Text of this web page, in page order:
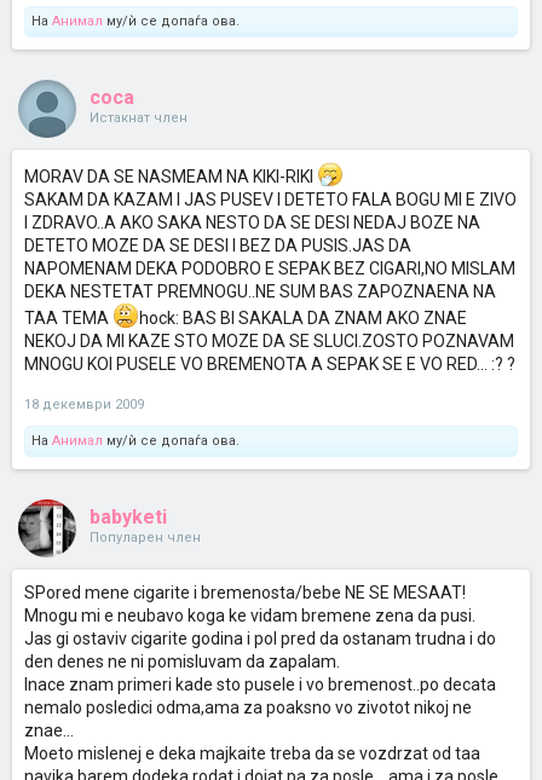
На Анимал му/ѝ се допаѓа ова.
coca
Истакнат член
MORAV DA SE NASMEAM NA KIKI-RIKI
SAKAM DA KAZAM I JAS PUSEV I DETETO FALA BOGU MI E ZIVO
I ZDRAVO..A AKO SAKA NESTO DA SE DESI NEDAJ BOZE NA
DETETO MOZE DA SE DESI I BEZ DA PUSIS.JAS DA
NAPOMENAM DEKA PODOBRO E SEPAK BEZ CIGARI,NO MISLAM
DEKA NESTETAT PREMNOGU..NE SUM BAS ZAPOZNAENA NA
TAA TEMA
hock: BAS BI SAKALA DA ZNAM AKO ZNAE
NEKOJ DA MI KAZE STO MOZE DA SE SLUCI.ZOSTO POZNAVAM
MNOGU KOI PUSELE VO BREMENOTA A SEPAK SE E VO RED... :? ?
18 декември 2009
На Анимал му/ѝ се допаѓа ова.
babyketi
Популарен член
SPored mene cigarite i bremenosta/bebe NE SE MESAAT!
Mnogu mi e neubavo koga ke vidam bremene zena da pusi.
Jas gi ostaviv cigarite godina i pol pred da ostanam trudna i do
den denes ne ni pomisluvam da zapalam.
Inace znam primeri kade sto pusele i vo bremenost..po decata
nemalo posledici odma,ama za poaksno vo zivotot nikoj ne
znae...
Moeto mislenej e deka majkaite treba da se vozdrzat od taa